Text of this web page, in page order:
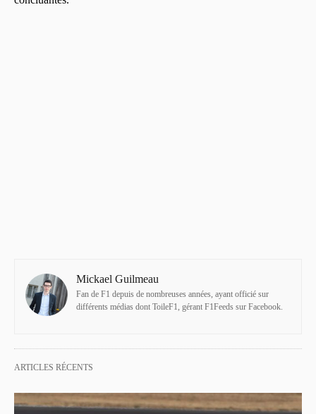
Mickael Guilmeau
Fan de F1 depuis de nombreuses années, ayant officié sur
différents médias dont ToileF1, gérant F1Feeds sur Facebook.
ARTICLES RÉCENTS